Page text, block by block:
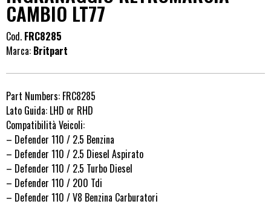
CAMBIO LT77
Cod. FRC8285
Marca: Britpart
Part Numbers: FRC8285
Lato Guida: LHD or RHD
Compatibilità Veicoli:
– Defender 110 / 2.5 Benzina
– Defender 110 / 2.5 Diesel Aspirato
– Defender 110 / 2.5 Turbo Diesel
– Defender 110 / 200 Tdi
– Defender 110 / V8 Benzina Carburatori